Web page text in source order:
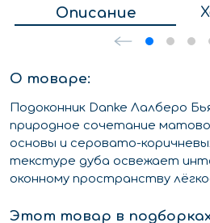
Описание
О товаре:
Подоконник Danke Лалберо
природное сочетание
основы и серовато-
текстуре дуба освежает
оконному пространству
Этот товар в